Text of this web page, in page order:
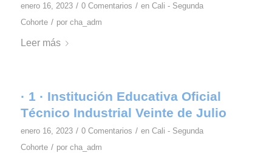
enero 16, 2023 / 0 Comentarios / en Cali - Segunda
Cohorte / por cha_adm
Leer más
· 1 · Institución Educativa Oficial
Técnico Industrial Veinte de Julio
enero 16, 2023 / 0 Comentarios / en Cali - Segunda
Cohorte / por cha_adm